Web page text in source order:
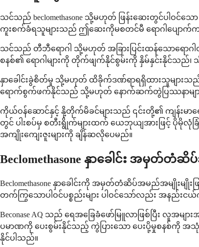
သင်သည် beclomethasone သို့မဟုတ် ဖြန်းဆေးတွင်ပါဝင်သော
ကူးစက်ခံရသူများသည် ဤဆေးကိုမစတင်မီ ရောဂါပျော
သင်သည် တီဘီရောဂါ သို့မဟုတ် အခြားပြင်းထန်သောရေ
စနစ်၏ ရောဂါများကို တိုက်ဖျက်နိုင်စွမ်းကို နှိမ်နှင်းနိုင်သည်၊
နှာခေါင်းခွဲစိတ်မှု သို့မဟုတ် ထိခိုက်ဒဏ်ရာရရှိထားသူများသည် ၎
ရောက်စွက်ဖက်နိုင်သည် သို့မဟုတ် နောက်ဆက်တွဲပြဿနာများ
ကိုယ်ဝန်ဆောင်နှင့် နို့တိုက်မိခင်များသည် ၎င်းတို့၏ ကျန်းမာရ
တွင် ပါးစပ်မှ စတီးရွိုက်များထက် ယေဘုယျအားဖြင့် ပို
အကျိုးကျေးဇူးများကို ချိန်ဆလိုပေမည်။
Beclomethasone နှာခေါင်း အမှတ်တံဆိ
Beclomethasone နှာခေါင်းကို အမှတ်တံဆိပ်အမည်အမျိုးမ
တက်ကြွသောပါဝင်ပစ္စည်းများ ပါဝင်သော်လည်း အနည်းငယ်
Beconase AQ သည် ရေအခြေခံဖော်မြူလာဖြစ်ပြီး လူအမ
ပမာဏကို ပေးစွမ်းနိုင်သည့် ကွဲပြားသော ပေးပို့မှုစနစ်ကို
နိုင်ပါသည်။